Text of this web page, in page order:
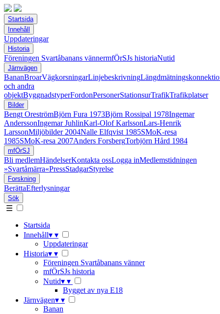
Startsida
Innehåll
Uppdateringar
Historia
Föreningen Svartåbanans vännermfÖrSJs historiaNutid
Järnvägen
BananBroarVägkorsningarLinjebeskrivning
och andra
objektByggnadstyperFordonPersonerStationsurTrafikTrafikplatser
Bilder
Bengt OreströmBjörn Fura 1973Björn Rossipal 1978Ingemar
AnderssonIngemar JuhlinKarl-Olof KarlssonLars-Henrik
LarssonMiljöbilder 2004Nalle Elfqvist 1985SMoK-resa
1985SMoK-resa 2007Anders ForsbergTorbjörn Hård 1984
mfÖrSJ
Bli medlemHändelserKontakta ossLogga inMedlemstidningen
»Svartåmärra«PressStadgarStyrelse
Forskning
BerättaEfterlysningar
Sök
☰
Startsida
Innehåll▾ ▾
Uppdateringar
Historia▾ ▾
Föreningen Svartåbanans vänner
mfÖrSJs historia
Nutid▾ ▾
Bygget av nya E18
Järnvägen▾ ▾
Banan